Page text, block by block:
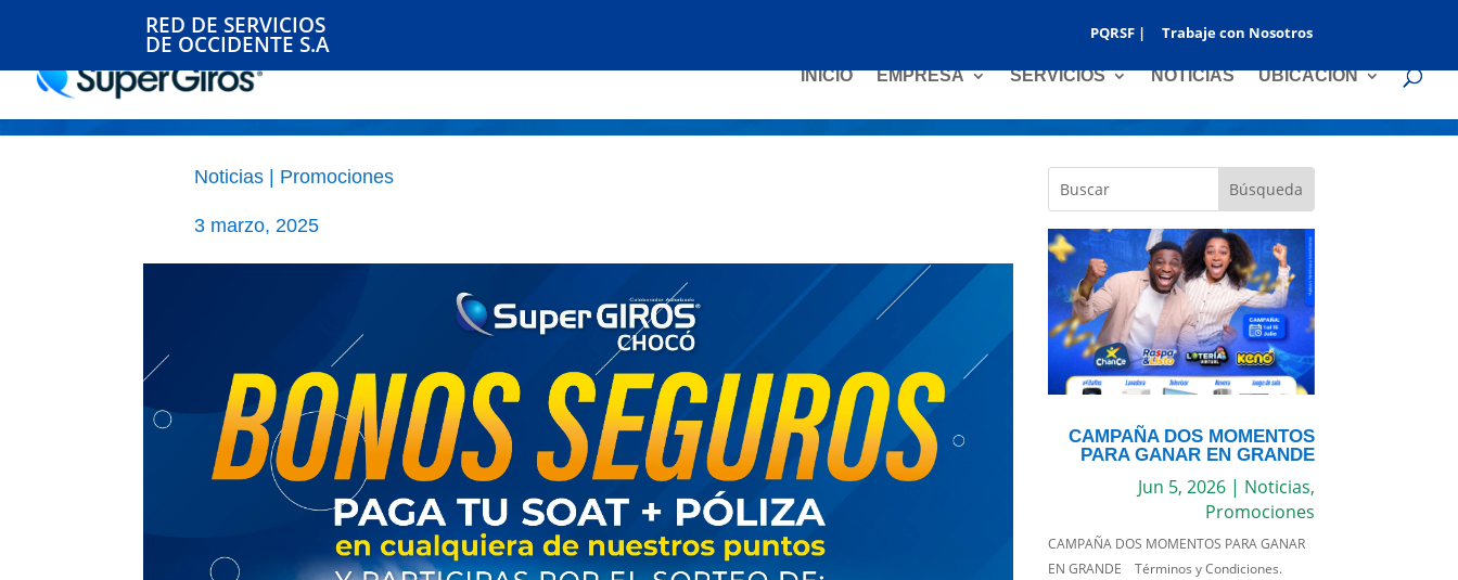
RED DE SERVICIOS
DE OCCIDENTE S.A PQRSF | Trabaje con Nosotros
INICIO EMPRESA SERVICIOS NOTICIAS UBICACIÓN
BONOS SEGUROS
Noticias | Promociones
3 marzo, 2025
CAMPAÑA DOS MOMENTOS
PARA GANAR EN GRANDE
Jun 5, 2026| Noticias,
Promociones
CAMPAÑA DOS MOMENTOS PARA GANAR
EN GRANDE Términos y Condiciones.